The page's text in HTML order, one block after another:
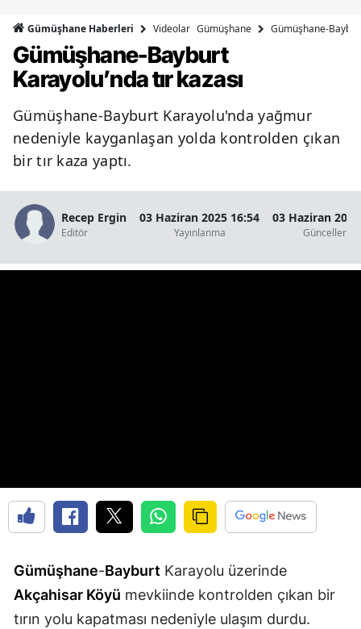
Bingöl
Bitlis
Bolu
Çanakkale
Eskişehir
Giresun
Gümüşhane
Gümüşhane Haberleri Videolar Gümüşhane Gümüşhane-
Gümüşhane-Bayburt
Karayolu’nda tır kazası
Gümüşhane-Bayburt Karayolu'nda yağmur
nedeniyle kayganlaşan yolda kontrolden çıkan
bir tır kaza yaptı.
Recep Ergin
Editör
03 Haziran 2025 16:54
Yayınlanma
03 Haziran
Gümüşhane-Bayburt Karayolu üzerinde
Akçahisar Köyü mevkiinde kontrolden çıkan bir
tırın yolu kapatması nedeniyle ulaşım durdu.